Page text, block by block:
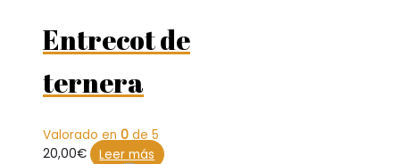
Entrecot de
ternera
Valorado en 0 de 5
20,00€
Leer más